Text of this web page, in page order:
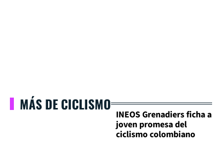
MÁS DE CICLISMO
INEOS Grenadiers ficha a
joven promesa del
ciclismo colombiano